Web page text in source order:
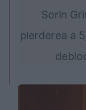
Sorin
pierderea a